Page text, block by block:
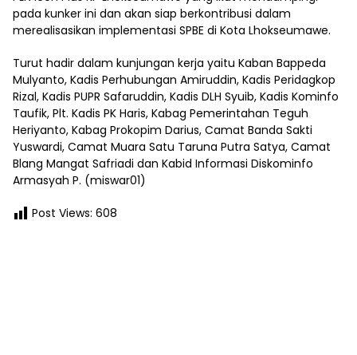
pada kunker ini dan akan siap berkontribusi dalam
merealisasikan implementasi SPBE di Kota Lhokseumawe.
Turut hadir dalam kunjungan kerja yaitu Kaban Bappeda
Mulyanto, Kadis Perhubungan Amiruddin, Kadis Peridagkop
Rizal, Kadis PUPR Safaruddin, Kadis DLH Syuib, Kadis Kominfo
Taufik, Plt. Kadis PK Haris, Kabag Pemerintahan Teguh
Heriyanto, Kabag Prokopim Darius, Camat Banda Sakti
Yuswardi, Camat Muara Satu Taruna Putra Satya, Camat
Blang Mangat Safriadi dan Kabid Informasi Diskominfo
Armasyah P. (miswar01)
Post Views: 608